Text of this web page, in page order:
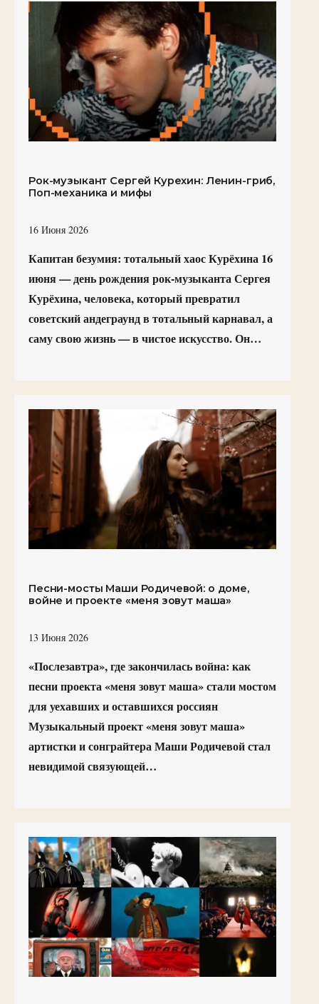
Рок-музыкант Сергей Курехин: Ленин-гриб,
Поп-механика и мифы
16 Июня 2026
Капитан безумия: тотальный хаос Курёхина 16
июня — день рождения рок-музыканта Сергея
Курёхина, человека, который превратил
советский андеграунд в тотальный карнавал, а
саму свою жизнь — в чистое искусство. Он…
Песни-мосты Маши Родичевой: о доме,
войне и проекте «меня зовут маша»
13 Июня 2026
«Послезавтра», где закончилась война: как
песни проекта «меня зовут маша» стали мостом
для уехавших и оставшихся россиян
Музыкальный проект «меня зовут маша»
артистки и сонграйтера Маши Родичевой стал
невидимой связующей…